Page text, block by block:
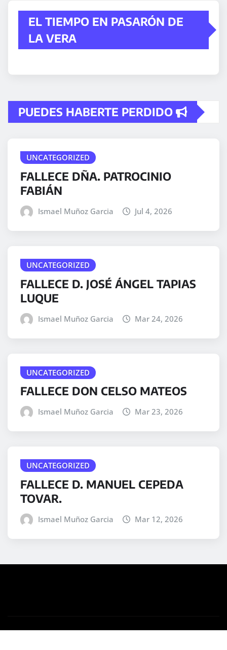
EL TIEMPO EN PASARÓN DE
LA VERA
PUEDES HABERTE PERDIDO
UNCATEGORIZED
FALLECE DÑA. PATROCINIO
FABIÁN
Ismael Muñoz Garcia Jul 4, 2026
UNCATEGORIZED
FALLECE D. JOSÉ ÁNGEL TAPIAS
LUQUE
Ismael Muñoz Garcia Mar 24, 2026
UNCATEGORIZED
FALLECE DON CELSO MATEOS
Ismael Muñoz Garcia Mar 23, 2026
UNCATEGORIZED
FALLECE D. MANUEL CEPEDA
TOVAR.
Ismael Muñoz Garcia Mar 12, 2026